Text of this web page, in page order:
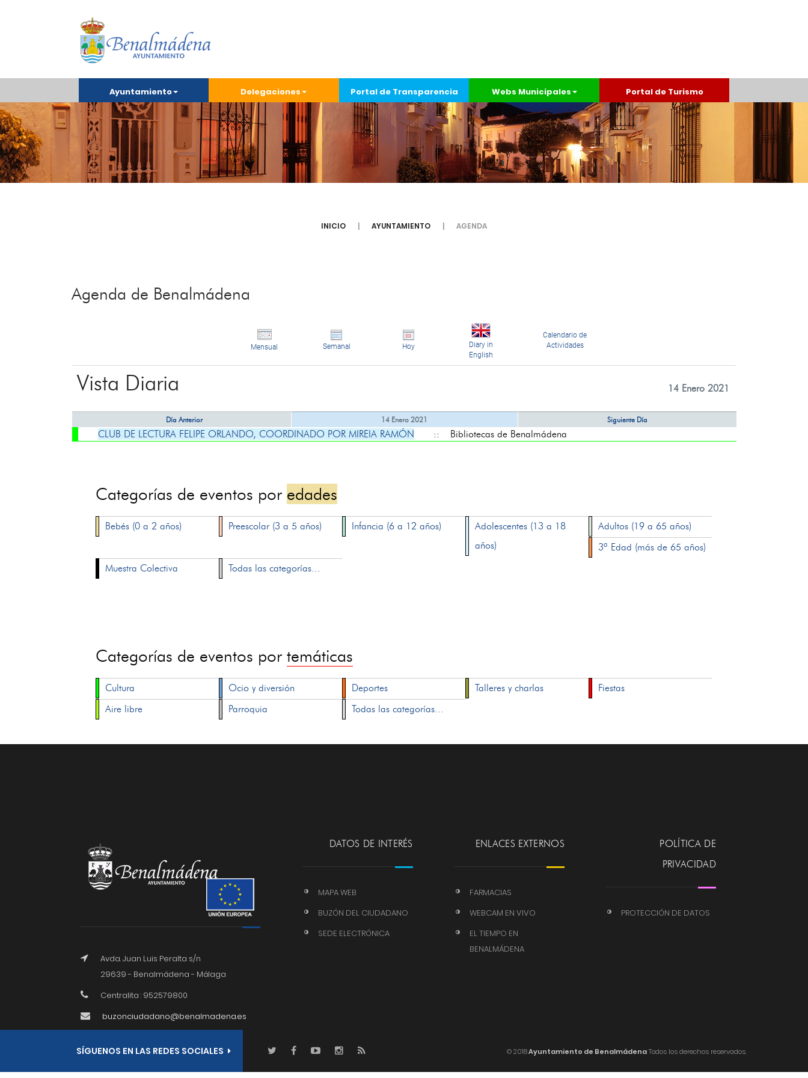
Ayuntamiento Delegaciones Portal de Transparencia Webs Municipales Portal de Turismo
INICIO AYUNTAMIENTO AGENDA
Agenda de Benalmádena
Mensual Semanal Hoy
Diary in
English
Calendario de
Actividades
Vista Diaria 14 Enero 2021
Día Anterior 14 Enero 2021 Siguiente Día
CLUB DE LECTURA FELIPE ORLANDO, COORDINADO POR MIREIA RAMÓN :: Bibliotecas de Benalmádena
Categorías de eventos por edades
Bebés (0 a 2 años) Preescolar (3 a 5 años) Infancia (6 a 12 años)
Adolescentes (13 a 18
años)
Adultos (19 a 65 años)
3ª Edad (más de 65 años)
Muestra Colectiva
Todas las categorías...
Categorías de eventos portemáticas
Cultura Ocio y diversión Deportes Talleres y charlas
Fiestas
Aire libre
Parroquia Todas las categorías...
Avda. Juan Luis Peralta s/n
29639 - Benalmádena - Málaga
Centralita : 952579800
buzonciudadano@benalmadena.es
DATOS DE INTERÉS
MAPA WEB
BUZÓN DEL CIUDADANO
SEDE ELECTRÓNICA
ENLACES EXTERNOS
FARMACIAS
WEBCAM EN VIVO
EL TIEMPO EN
BENALMÁDENA
POLÍTICA DE
PRIVACIDAD
PROTECCIÓN DE DATOS
SÍGUENOS EN LAS REDES SOCIALES © 2018Ayuntamiento de BenalmádenaTodos los derechos reservados.